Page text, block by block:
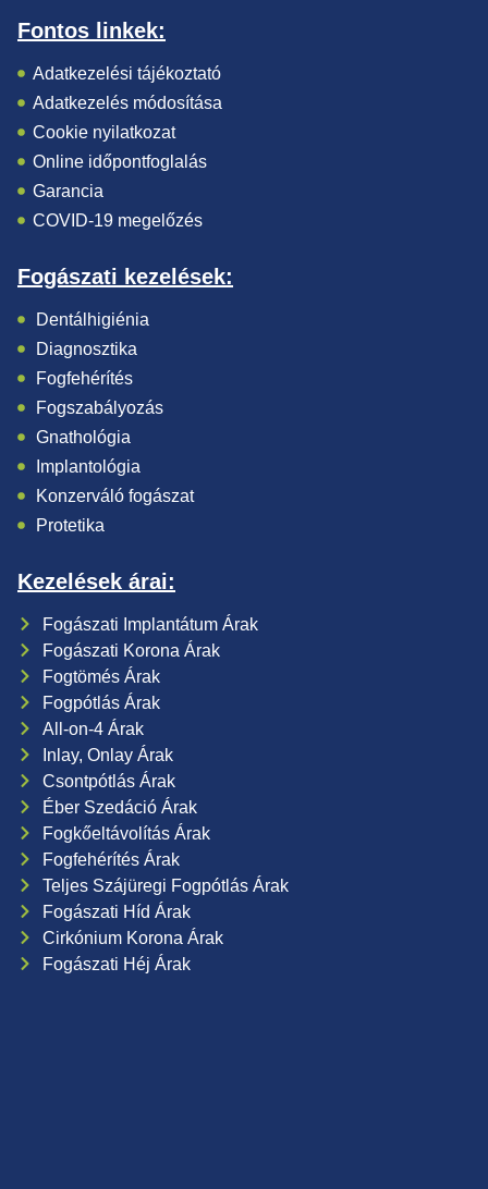
Fontos linkek:
Adatkezelési tájékoztató
Adatkezelés módosítása
Cookie nyilatkozat
Online időpontfoglalás
Garancia
COVID-19 megelőzés
Fogászati kezelések:
Dentálhigiénia
Diagnosztika
Fogfehérítés
Fogszabályozás
Gnathológia
Implantológia
Konzerváló fogászat
Protetika
Kezelések árai:
Fogászati Implantátum Árak
Fogászati Korona Árak
Fogtömés Árak
Fogpótlás Árak
All-on-4 Árak
Inlay, Onlay Árak
Csontpótlás Árak
Éber Szedáció Árak
Fogkőeltávolítás Árak
Fogfehérítés Árak
Teljes Szájüregi Fogpótlás Árak
Fogászati Híd Árak
Cirkónium Korona Árak
Fogászati Héj Árak